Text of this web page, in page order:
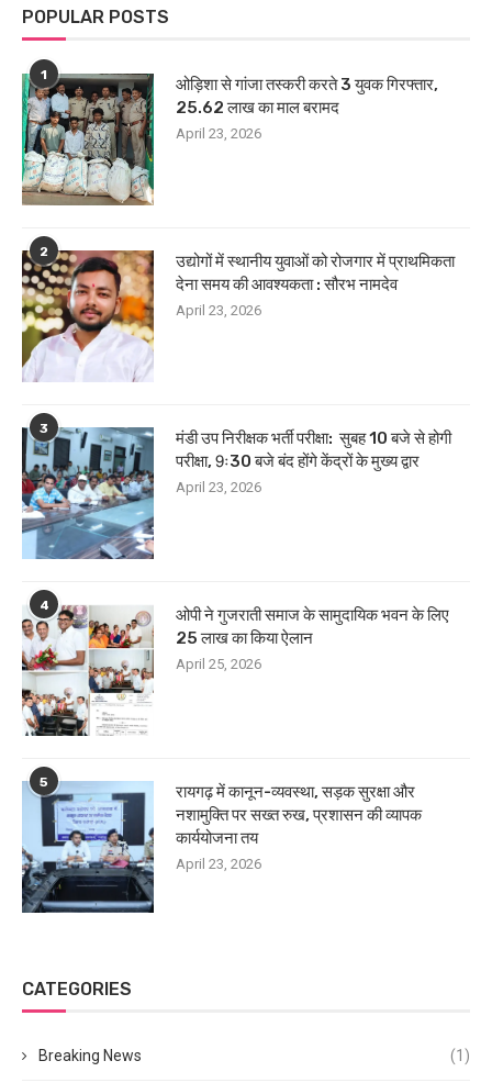
POPULAR POSTS
1
ओड़िशा से गांजा तस्करी करते 3 युवक गिरफ्तार,
25.62 लाख का माल बरामद
April 23, 2026
2
उद्योगों में स्थानीय युवाओं को रोजगार में प्राथमिकता
देना समय की आवश्यकता : सौरभ नामदेव
April 23, 2026
3
मंडी उप निरीक्षक भर्ती परीक्षा: सुबह 10 बजे से होगी
परीक्षा, 9ः30 बजे बंद होंगे केंद्रों के मुख्य द्वार
April 23, 2026
4
ओपी ने गुजराती समाज के सामुदायिक भवन के लिए
25 लाख का किया ऐलान
April 25, 2026
5
रायगढ़ में कानून-व्यवस्था, सड़क सुरक्षा और
नशामुक्ति पर सख्त रुख, प्रशासन की व्यापक
कार्ययोजना तय
April 23, 2026
CATEGORIES
Breaking News (1)